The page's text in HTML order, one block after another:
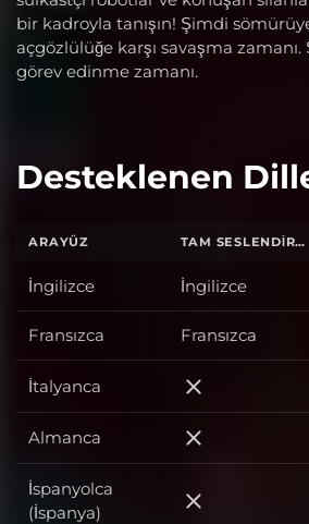
bir kadroyla tanışın! Şimdi
açgözlülüğe karşı savaşma zamanı.
görev edinme zamanı.
Desteklenen
ARAYÜZ TAM SESLENDIRME
İngilizce İngilizce
Fransızca Fransızca
İtalyanca İtalyanca
Almanca Almanca
İspanyolca
(İspanya)
İspanyolca